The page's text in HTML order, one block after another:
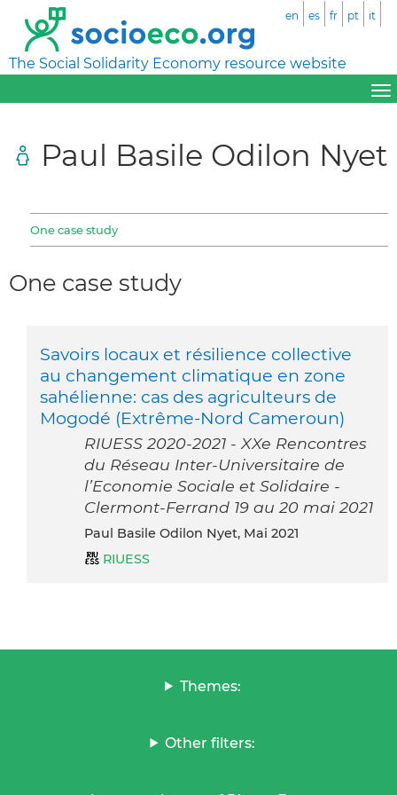
The Social Solidarity Economy resource website
en es fr pt it
Paul Basile Odilon Nyet
One case study
One case study
Savoirs locaux et résilience collective
au changement climatique en zone
sahélienne: cas des agriculteurs de
Mogodé (Extrême-Nord Cameroun)
RIUESS 2020-2021 - XXe Rencontres
du Réseau Inter-Universitaire de
l’Economie Sociale et Solidaire -
Clermont-Ferrand 19 au 20 mai 2021
Paul Basile Odilon Nyet, Mai 2021
RIUESS
Themes:
Other filters: